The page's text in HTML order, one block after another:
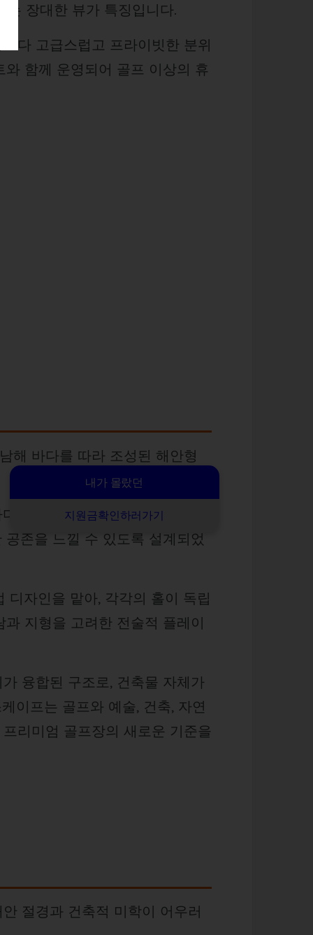
장대한 뷰가 특징입니다.
다 고급스럽고 프라이빗한 분위
함께 운영되어 골프 이상의 휴
해 바다를 따라 조성된 해안형
남해의 푸른 바다와 절벽이 파
존을 느낄 수 있도록 설계되었
자인을 맡아, 각각의 홀이 독립
지형을 고려한 전술적 플레이
융합된 구조로, 건축물 자체가
이프는 골프와 예술, 건축, 자연
리미엄 골프장의 새로운 기준을
절경과 건축적 미학이 어우러
내가 몰랐던
지원금확인하러가기